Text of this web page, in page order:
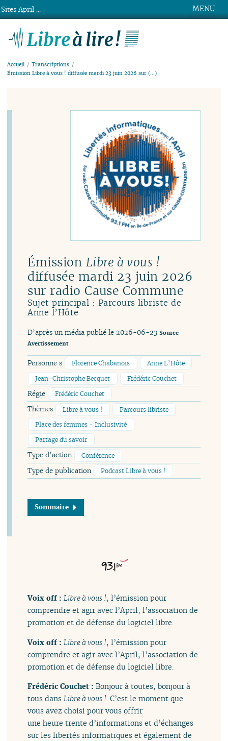
MENU
Accueil
Transcriptions
Émission Libre à vous ! diffusée mardi 23 juin 2026 sur (…)
Émission Libre à vous !
diffusée mardi 23 juin 2026
sur radio Cause Commune
Sujet principal : Parcours libriste de
Anne l’Hôte
D’après un média publié le 2026-06-23 Source
Avertissement
Personne·s Florence Chabanois
Anne L’Hôte
Jean-Christophe Becquet
Frédéric Couchet
Régie Frédéric Couchet
Thèmes Libre à vous !
Parcours libriste
Place des femmes - Inclusivité
Partage du savoir
Type d’action Conférence
Type de publication Podcast Libre à vous !
Sommaire
Voix off :Libre à vous !, l’émission pour
comprendre et agir avec l’April, l’association de
promotion et de défense du logiciel libre.
Voix off :Libre à vous !, l’émission pour
comprendre et agir avec l’April, l’association de
promotion et de défense du logiciel libre.
Frédéric Couchet :Bonjour à toutes, bonjour à
tous dansLibre à vous !. C’est le moment que
vous avez choisi pour vous offrir
une heure trente d’informations et d’échanges
sur les libertés informatiques et également de
Sites April ...